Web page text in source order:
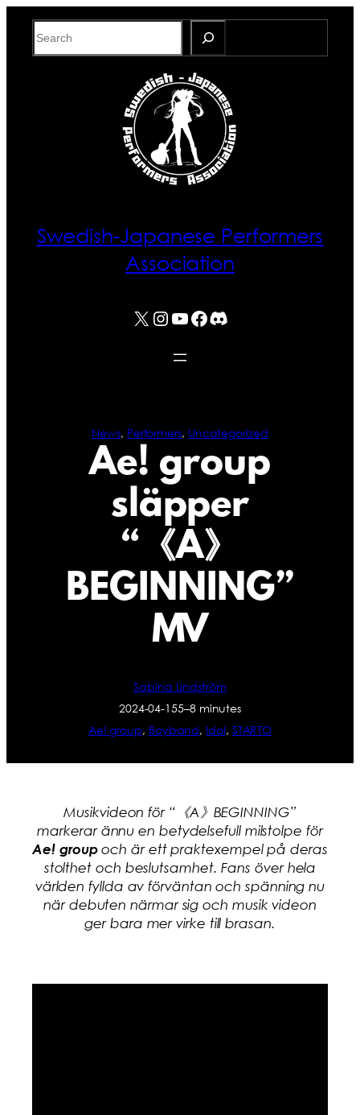
content
Swedish-Japanese Performers
Association
X Instagram
YouTube
Facebook
Discord
News, Performers, Uncategorized
Ae! group
släpper
“《A》
BEGINNING”
MV
Sabina Lindström
2024-04-155–8 minutes
Ae! group, Boyband, Idol, STARTO
Musikvideon för “《A》BEGINNING”
markerar ännu en betydelsefull milstolpe för
Ae! groupoch är ett praktexempel på deras
stolthet och beslutsamhet. Fans över hela
världen fyllda av förväntan och spänning nu
när debuten närmar sig och musik videon
ger bara mer virke till brasan.